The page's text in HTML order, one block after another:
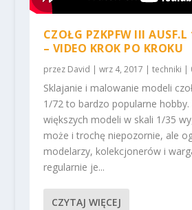
CZOŁG PZKPFW III AUSF.L
– VIDEO KROK PO KROKU
przez David | wrz 4, 2017 | techniki |
Sklajanie i malowanie modeli
1/72 to bardzo popularne hobby.
większych modeli w skali 1/35
może i trochę niepozornie, ale
modelarzy, kolekcjonerów i
regularnie je...
CZYTAJ WIĘCEJ